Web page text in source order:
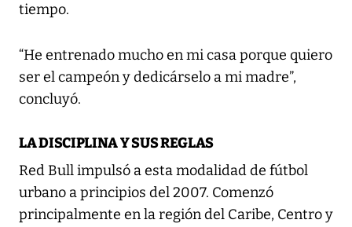
tiempo.
“He entrenado mucho en mi casa porque quiero
ser el campeón y dedicárselo a mi madre”,
concluyó.
LA DISCIPLINA Y SUS REGLAS
Red Bull impulsó a esta modalidad de fútbol
urbano a principios del 2007. Comenzó
principalmente en la región del Caribe, Centro y